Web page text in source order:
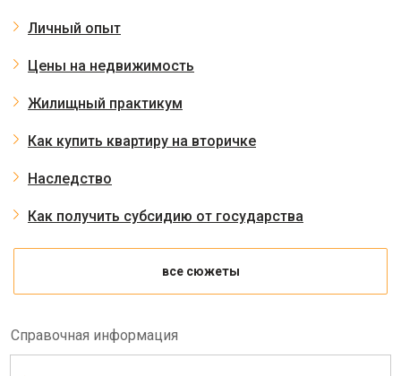
Личный опыт
Цены на недвижимость
Жилищный практикум
Как купить квартиру на вторичке
Наследство
Как получить субсидию от государства
все сюжеты
Справочная информация